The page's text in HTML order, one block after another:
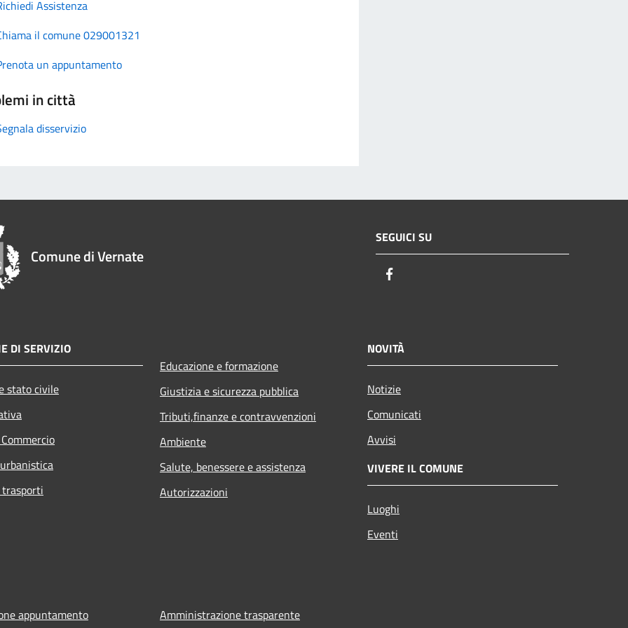
Assistenza
il comune 029001321
un appuntamento
in città
disservizio
Comune di Vernate
SEGUICI SU
DI SERVIZIO
stato civile
Educazione e formazione
Giustizia e sicurezza pubblica
Tributi,finanze e contravvenzioni
Ambiente
Salute, benessere e assistenza
Autorizzazioni
NOVITÀ
Notizie
Comunicati
Avvisi
VIVERE IL COMUNE
Luoghi
Eventi
appuntamento Amministrazione trasparente